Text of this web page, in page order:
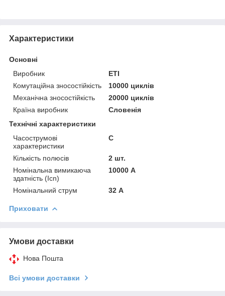
Характеристики
Основні
Виробник
ETI
Комутаційна зносостійкість
10000 циклів
Механічна зносостійкість
20000 циклів
Країна виробник
Словенія
Технічні характеристики
Часострумові
характеристики
C
Кількість полюсів
2 шт.
Номінальна вимикаюча
здатність (Icn)
10000 А
Номінальний струм 32 А
Приховати
Умови доставки
Нова Пошта
Всі умови доставки